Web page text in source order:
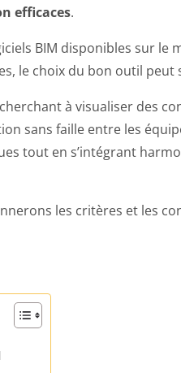
efficaces.
BIM disponibles sur le
le choix du bon outil peut
à visualiser des
sans faille entre les
tout en s’intégrant
les critères et les